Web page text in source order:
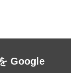
Google